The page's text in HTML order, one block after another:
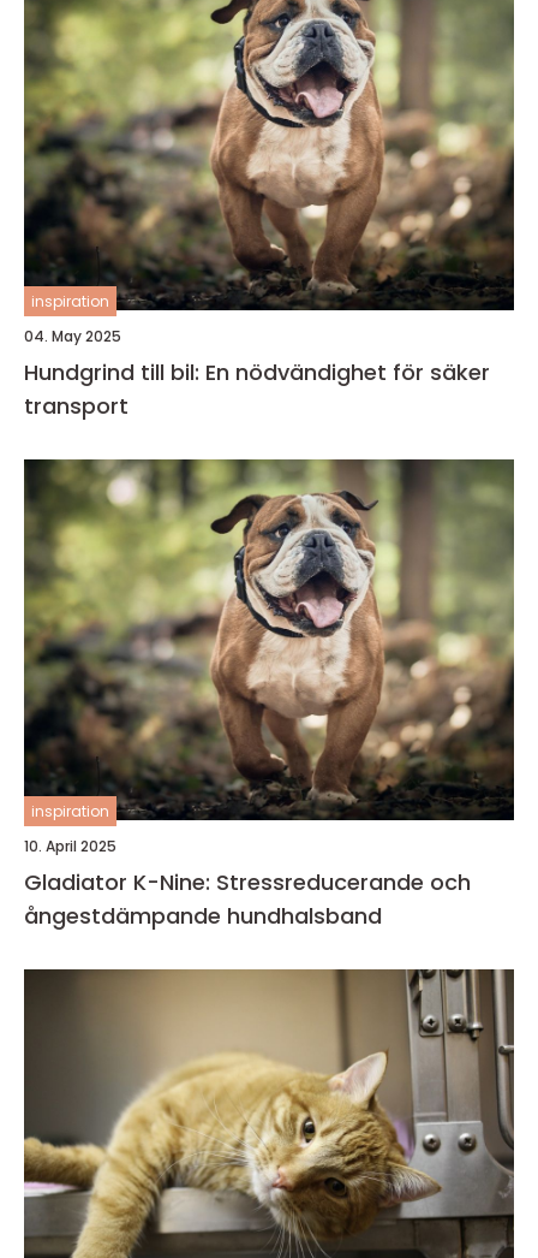
inspiration
04. May 2025
Hundgrind till bil: En nödvändighet för säker
transport
inspiration
10. April 2025
Gladiator K-Nine: Stressreducerande och
ångestdämpande hundhalsband